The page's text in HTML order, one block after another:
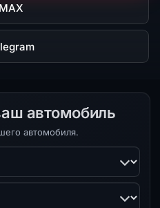
MAX
автомобиль
автомобиля.